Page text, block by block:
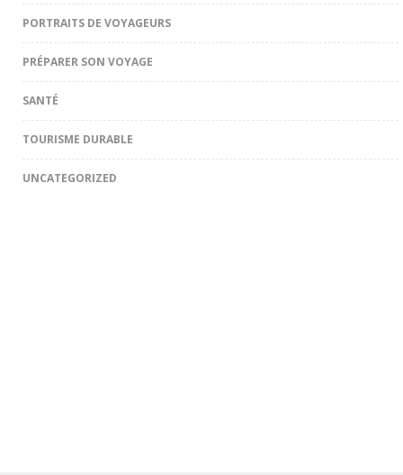
PORTRAITS DE VOYAGEURS
PRÉPARER SON VOYAGE
SANTÉ
TOURISME DURABLE
UNCATEGORIZED